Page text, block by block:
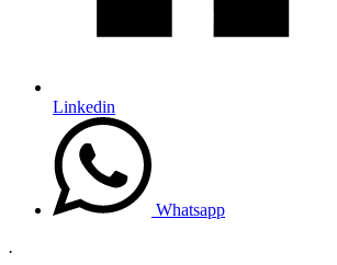
Linkedin
Whatsapp
.